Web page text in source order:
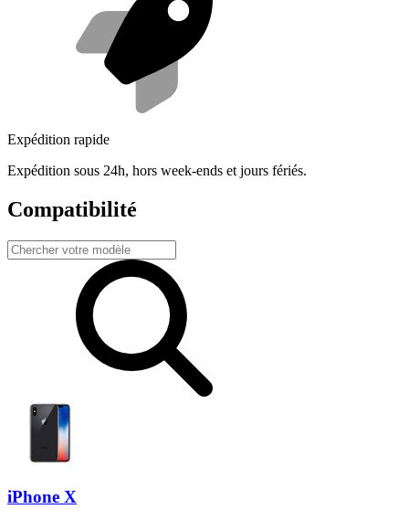
Expédition rapide
Expédition sous 24h, hors week-ends et jours fériés.
Compatibilité
iPhone X